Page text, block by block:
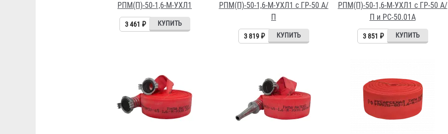
РПМ(П)-50-1,6-М-УХЛ1
3 461 ₽
РПМ(П)-50-1,6-М-УХЛ1 с ГР-50 А/
П
3 819 ₽
РПМ(П)-50-1,6-М-УХЛ1 с ГР-50 А/
П и РС-50.01А
3 851 ₽